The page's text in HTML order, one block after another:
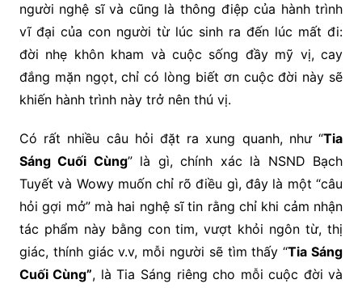
người nghệ sĩ và cũng là thông điệp của hành trình
vĩ đại của con người từ lúc sinh ra đến lúc mất đi:
đời nhẹ khôn kham và cuộc sống đầy mỹ vị, cay
đắng mặn ngọt, chỉ có lòng biết ơn cuộc đời này sẽ
khiến hành trình này trở nên thú vị.
Có rất nhiều câu hỏi đặt ra xung quanh, như “Tia
Sáng Cuối Cùng” là gì, chính xác là NSND Bạch
Tuyết và Wowy muốn chỉ rõ điều gì, đây là một “câu
hỏi gợi mở” mà hai nghệ sĩ tin rằng chỉ khi cảm nhận
tác phẩm này bằng con tim, vượt khỏi ngôn từ, thị
giác, thính giác v.v, mỗi người sẽ tìm thấy “Tia Sáng
Cuối Cùng”, là Tia Sáng riêng cho mỗi cuộc đời và